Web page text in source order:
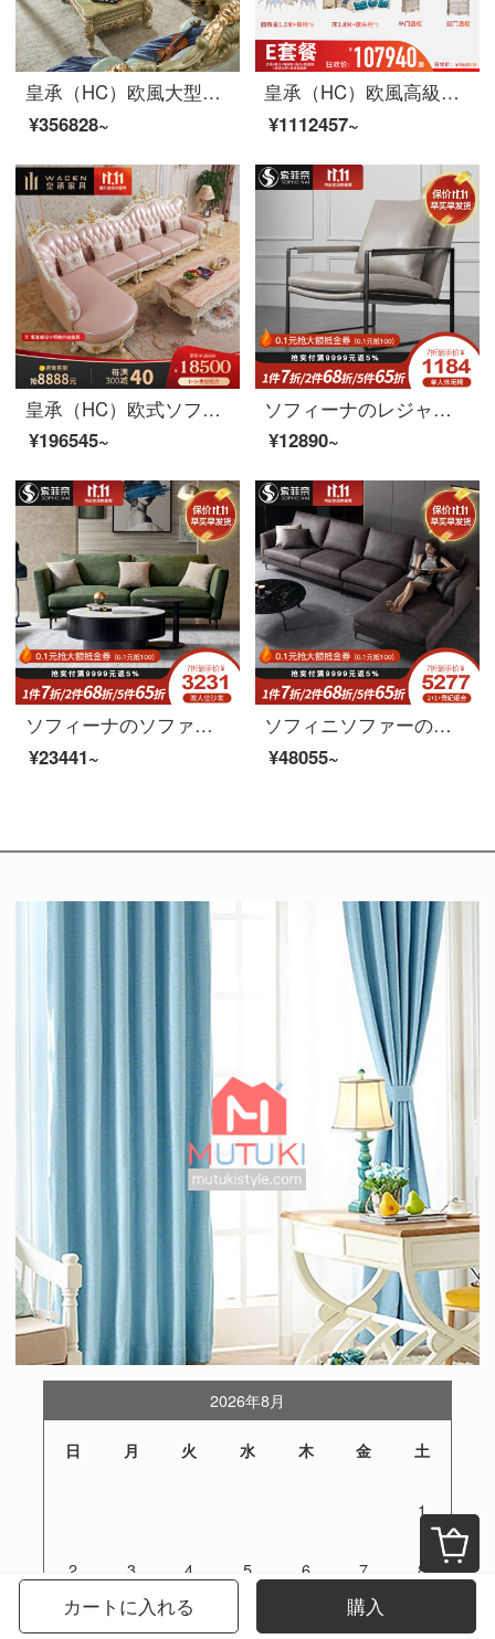
皇承（HC）欧風大型リビングソファセット実木別荘ソファセットM-130
¥356828~
皇承（HC）欧風高級別荘型本革ソファリビングレストランの木造家具セット臻品別荘客間18セット【Eスイート】
¥1112457~
皇承（HC）欧式ソファー法式宮廷ソファプリンセスピンクのソファー実木ソファ回転角832ソファークラウン彫刻本革ソファセット1+3+左/右貴妃
¥196545~
ソフィーナのレジャーチェアのシングルチェア北欧の近代的な寝室のリビングルームのソファチェアのシンプルなシングルのレジャーチェア
¥12890~
ソフィーナのソファ北欧布芸羽毛3人のソファイタリア式の軽量で豪華な小型のリビングルームのソファは、現代のソファに簡単です。
¥23441~
ソフィニソファーの科学技術布のソファー北欧風の回転角の布ソファーの客間の組み合わせは簡単で現代的な小戸型の科学技術L型の布芸ソファーを分解して洗うことができます。
¥48055~
カートに入れる 購入
2026年8月
日 月 火 水 木 金 土
1
2 3 4 5 6 7 8
9 10 11 12 13 14 15